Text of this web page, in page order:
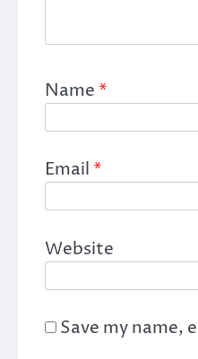
Name *
Email *
Website
Save my name,